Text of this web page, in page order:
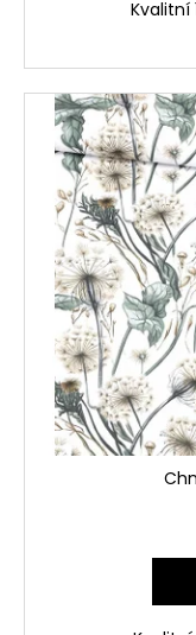
Kvalitní